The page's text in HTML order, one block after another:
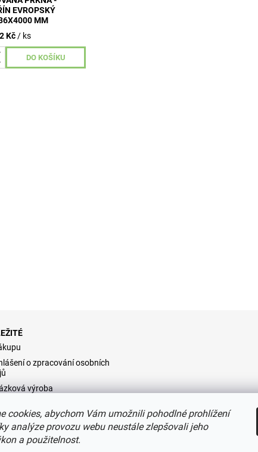
EVROPSKÝ
MM
Kč / ks
o zpracování osobních
výroba
cookies, abychom Vám umožnili pohodlné prohlížení
analýze provozu webu neustále zlepšovali jeho
a použitelnost.